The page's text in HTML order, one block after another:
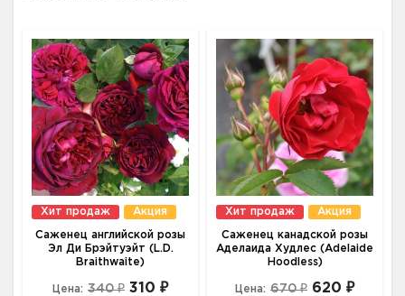
Хит продаж Акция
Саженец английской розы
Эл Ди Брэйтуэйт (L.D.
Braithwaite)
Цена: 340 ₽ 310 ₽
Хит продаж Акция
Саженец канадской розы
Аделаида Худлес (Adelaide
Hoodless)
Цена: 670 ₽ 620 ₽